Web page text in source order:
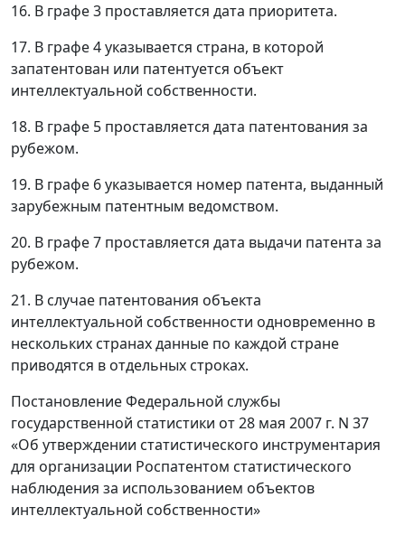
16. В графе 3 проставляется дата приоритета.
17. В графе 4 указывается страна, в которой
запатентован или патентуется объект
интеллектуальной собственности.
18. В графе 5 проставляется дата патентования за
рубежом.
19. В графе 6 указывается номер патента, выданный
зарубежным патентным ведомством.
20. В графе 7 проставляется дата выдачи патента за
рубежом.
21. В случае патентования объекта
интеллектуальной собственности одновременно в
нескольких странах данные по каждой стране
приводятся в отдельных строках.
Постановление Федеральной службы
государственной статистики от 28 мая 2007 г. N 37
«Об утверждении статистического инструментария
для организации Роспатентом статистического
наблюдения за использованием объектов
интеллектуальной собственности»